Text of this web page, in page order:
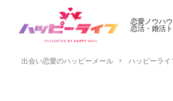
恋愛ノウハ
恋活・婚活
出会い恋愛のハッピーメール ハッピーライ